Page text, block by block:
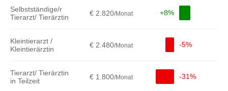
Selbstständige/r
Tierarzt/ Tierärztin
€ 2.820/Monat +8%
Kleintierarzt /
Kleintierärztin
€ 2.480/Monat -5%
Tierarzt/ Tierärztin
in Teilzeit
€ 1.800/Monat -31%